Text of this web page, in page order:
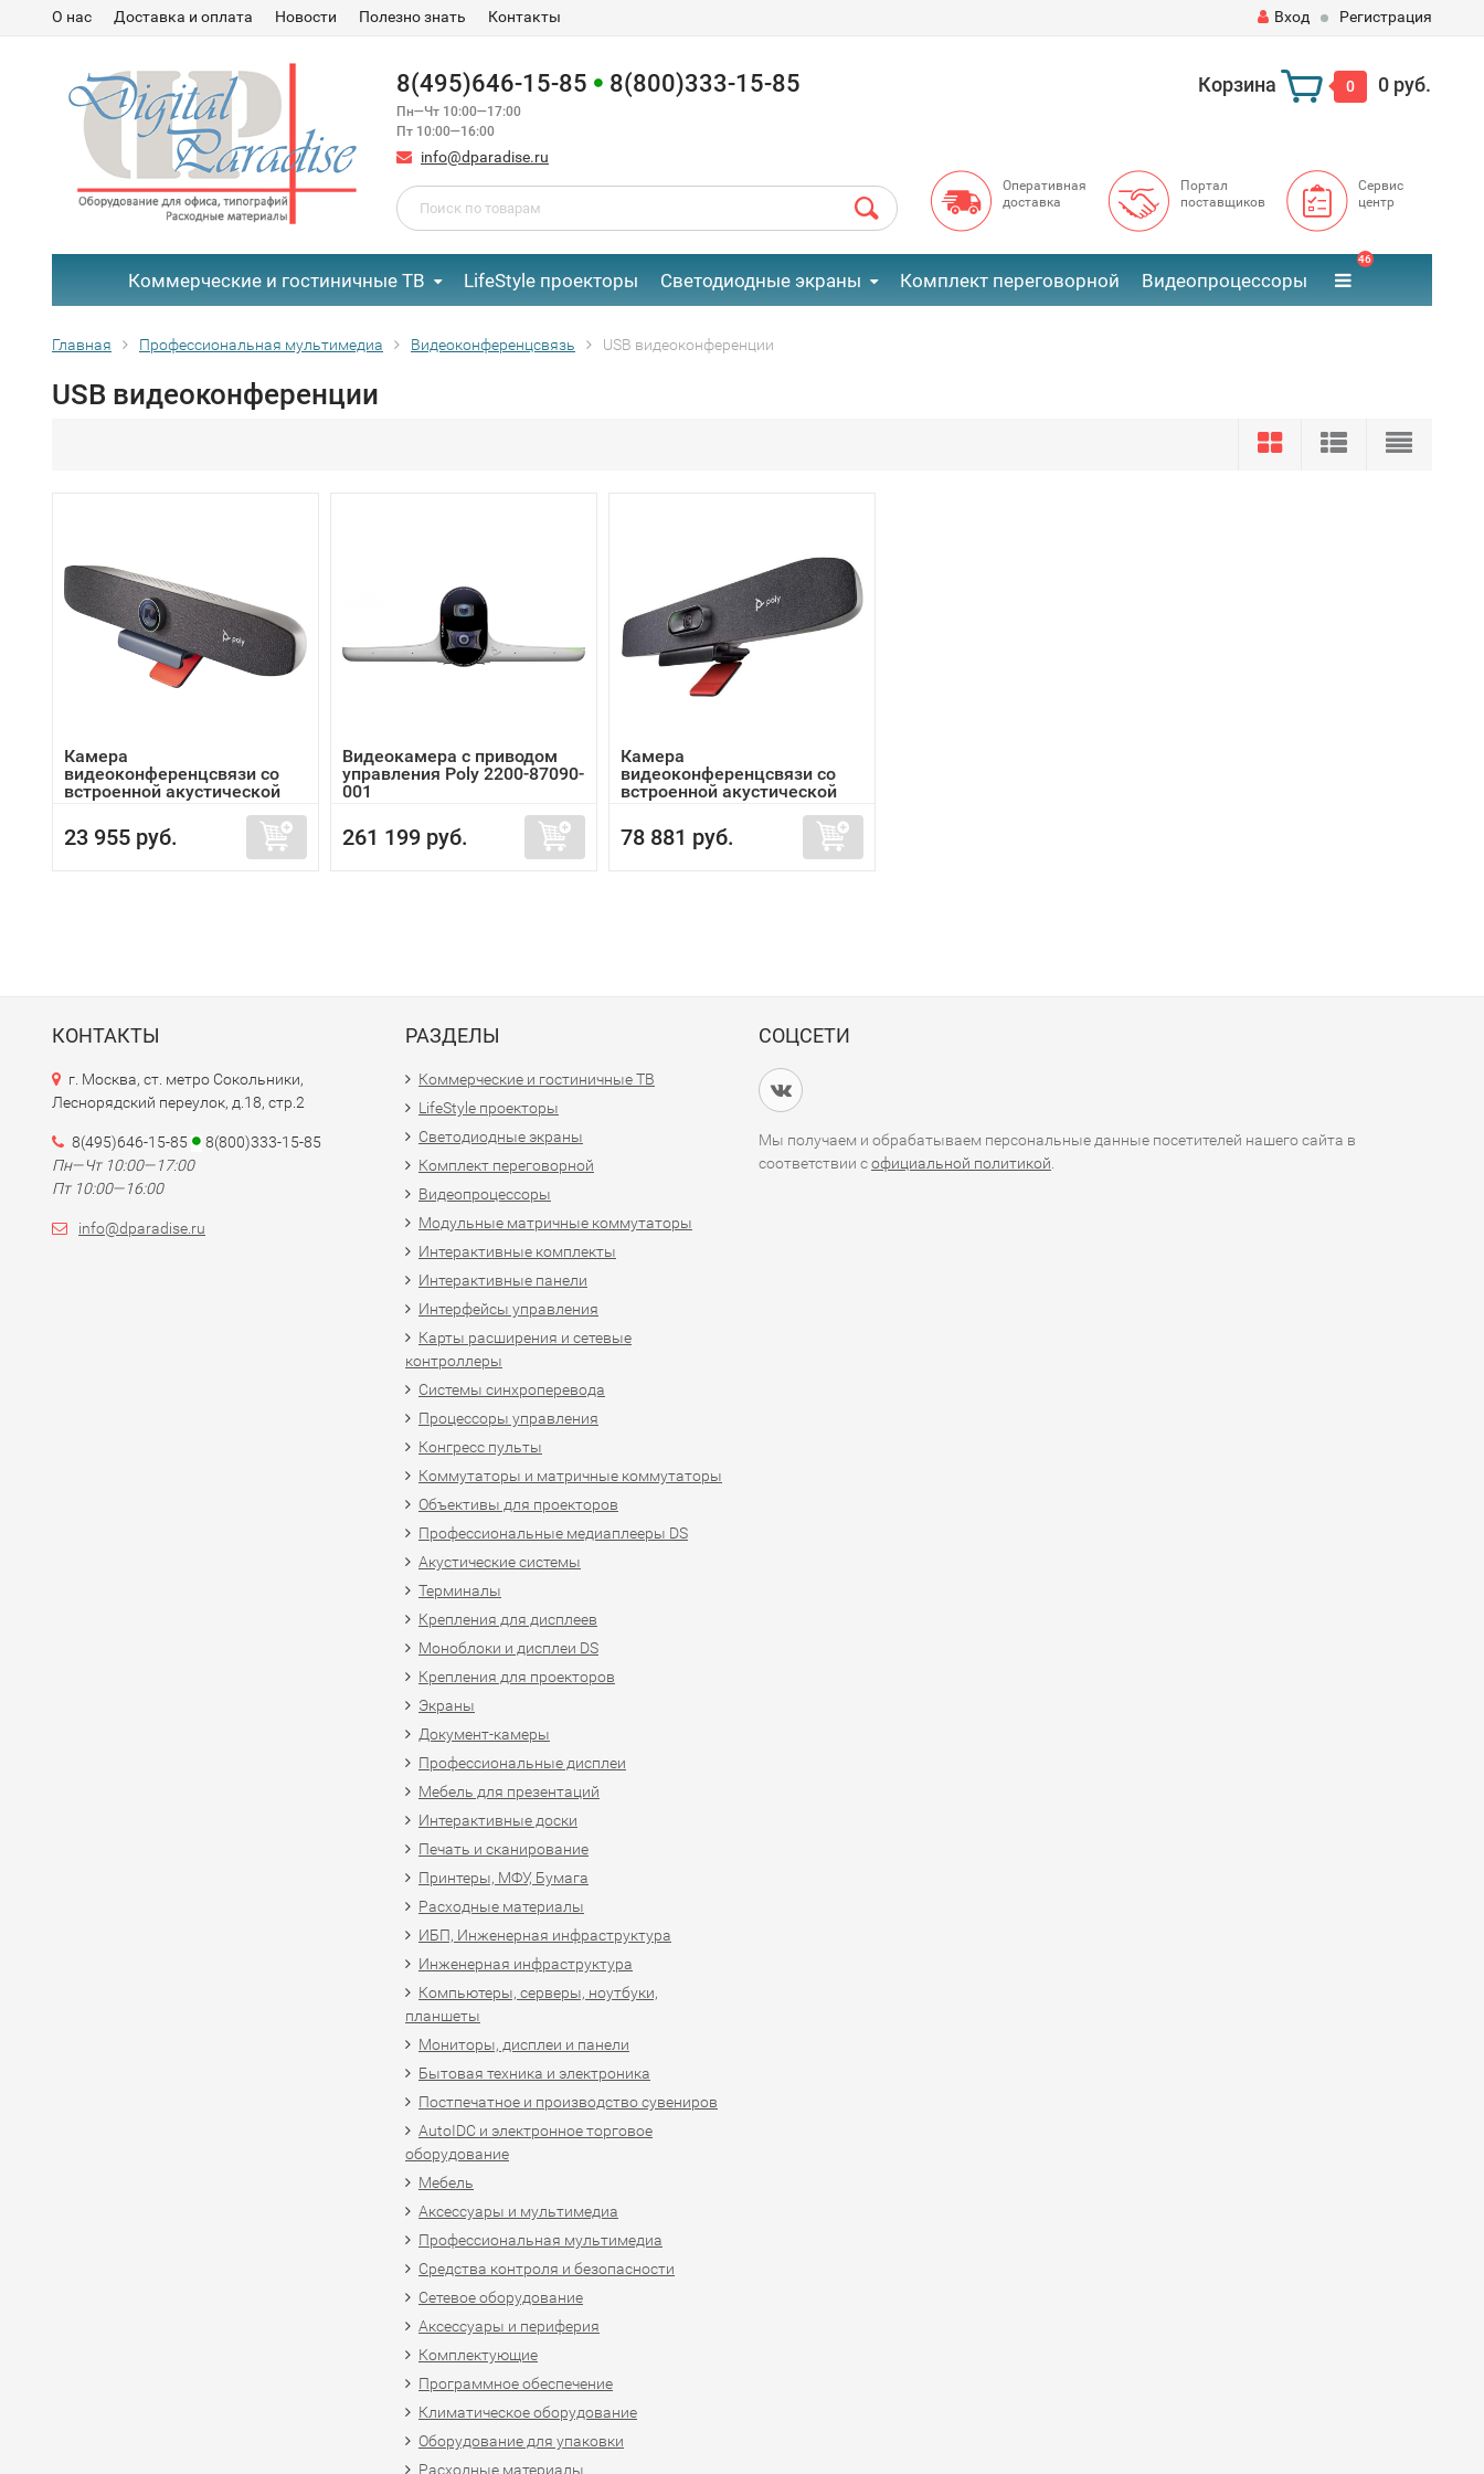
О нас Доставка и оплата Новости Полезно знать Контакты Вход Регистрация
8(495)646-15-85 8(800)333-15-85
Пн—Чт 10:00—17:00
Пт 10:00—16:00
info@dparadise.ru
Корзина 0 0 руб.
Оперативная
доставка
Портал
поставщиков
Сервис
центр
Коммерческие и гостиничные ТВ LifeStyle проекторы Светодиодные экраны Комплект переговорной Видеопроцессоры
46
Главная Профессиональная мультимедиа Видеоконференцсвязь USB видеоконференции
USB видеоконференции
Камера
видеоконференцсвязи со
встроенной акустической
23 955 руб.
Видеокамера с приводом
управления Poly 2200-87090-
001
261 199 руб.
Камера
видеоконференцсвязи со
встроенной акустической
78 881 руб.
КОНТАКТЫ
г. Москва, ст. метро Сокольники,
Леснорядский переулок, д.18, стр.2
8(495)646-15-85
8(800)333-15-85
Пн—Чт 10:00—17:00
Пт 10:00—16:00
info@dparadise.ru
РАЗДЕЛЫ
Коммерческие и гостиничные ТВ
LifeStyle проекторы
Светодиодные экраны
Комплект переговорной
Видеопроцессоры
Модульные матричные коммутаторы
Интерактивные комплекты
Интерактивные панели
Интерфейсы управления
Карты расширения и сетевые
контроллеры
Системы синхроперевода
Процессоры управления
Конгресс пульты
Коммутаторы и матричные коммутаторы
Объективы для проекторов
Профессиональные медиаплееры DS
Акустические системы
Терминалы
Крепления для дисплеев
Моноблоки и дисплеи DS
Крепления для проекторов
Экраны
Документ-камеры
Профессиональные дисплеи
Мебель для презентаций
Интерактивные доски
Печать и сканирование
Принтеры, МФУ, Бумага
Расходные материалы
ИБП, Инженерная инфраструктура
Инженерная инфраструктура
Компьютеры, серверы, ноутбуки,
планшеты
Мониторы, дисплеи и панели
Бытовая техника и электроника
Постпечатное и производство сувениров
AutoIDC и электронное торговое
оборудование
Мебель
Аксессуары и мультимедиа
Профессиональная мультимедиа
Средства контроля и безопасности
Сетевое оборудование
Аксессуары и периферия
Комплектующие
Программное обеспечение
Климатическое оборудование
Оборудование для упаковки
Расходные материалы
СОЦСЕТИ
Мы получаем и обрабатываем персональные данные посетителей нашего сайта в
соответствии софициальной политикой